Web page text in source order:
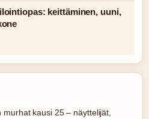
keittäminen, uuni,
kausi 25 – näyttelijät,